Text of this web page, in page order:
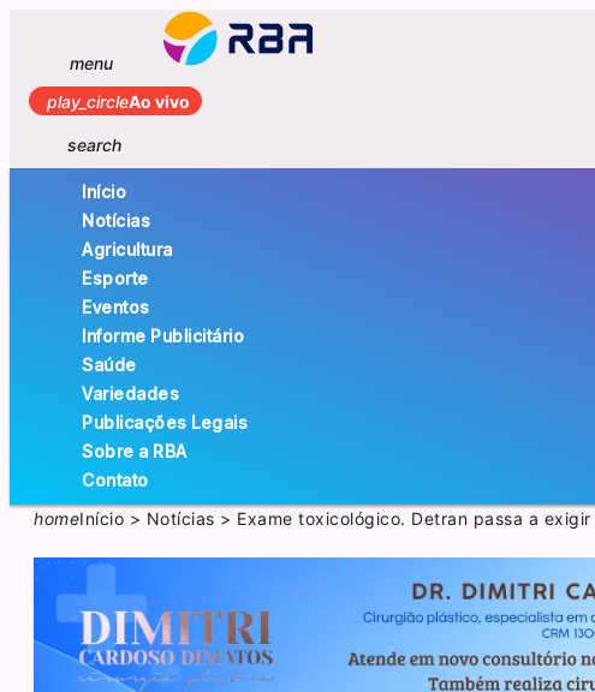
menu
play_circleAo vivo
search
Início
Notícias
Agricultura
Esporte
Eventos
Informe Publicitário
Saúde
Variedades
Publicações Legais
Sobre a RBA
Contato
homeInício > Notícias > Exame toxicológico. Detran passa a